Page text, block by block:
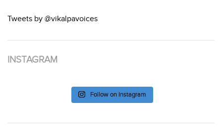
Tweets by @vikalpavoices
INSTAGRAM
Follow on Instagram